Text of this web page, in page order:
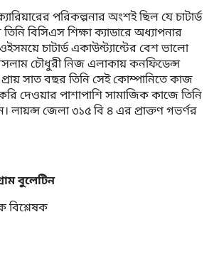
পরিকল্পনার অংশই ছিল যে চাটার্ড
বিসিএস শিক্ষা ক্যাডারে অধ্যাপনার
চাটার্ড একাউন্ট্যান্টের বেশ ভালো
চৌধুরী নিজ এলাকায় কনফিডেন্স
সাত বছর তিনি সেই কোম্পানিতে কাজ
দেওয়ার পাশাপাশি সামাজিক কাজে তিনি
লায়ন্স জেলা ৩১৫ বি ৪ এর প্রাক্তণ গভর্ণর
বুলেটিন
বিশ্লেষক